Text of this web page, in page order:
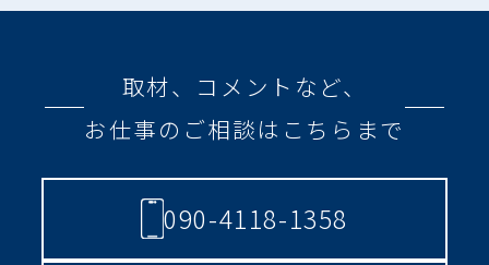
取材、コメントなど、
お仕事のご相談はこちらまで
090-4118-1358